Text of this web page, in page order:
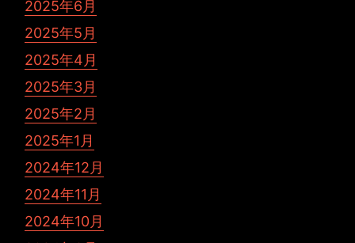
2025年6月
2025年5月
2025年4月
2025年3月
2025年2月
2025年1月
2024年12月
2024年11月
2024年10月